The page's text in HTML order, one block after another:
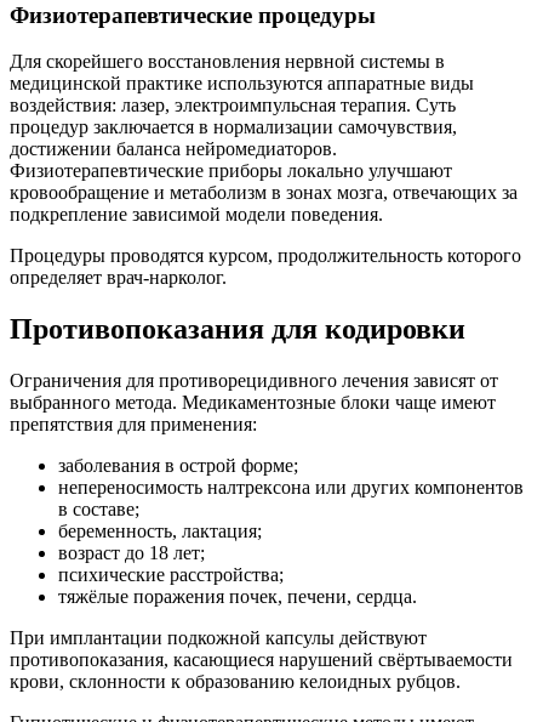
Физиотерапевтические процедуры
Для скорейшего восстановления нервной системы в
медицинской практике используются аппаратные виды
воздействия: лазер, электроимпульсная терапия. Суть
процедур заключается в нормализации самочувствия,
достижении баланса нейромедиаторов.
Физиотерапевтические приборы локально улучшают
кровообращение и метаболизм в зонах мозга, отвечающих за
подкрепление зависимой модели поведения.
Процедуры проводятся курсом, продолжительность которого
определяет врач-нарколог.
Противопоказания для кодировки
Ограничения для противорецидивного лечения зависят от
выбранного метода. Медикаментозные блоки чаще имеют
препятствия для применения:
заболевания в острой форме;
непереносимость налтрексона или других компонентов
в составе;
беременность, лактация;
возраст до 18 лет;
психические расстройства;
тяжёлые поражения почек, печени, сердца.
При имплантации подкожной капсулы действуют
противопоказания, касающиеся нарушений свёртываемости
крови, склонности к образованию келоидных рубцов.